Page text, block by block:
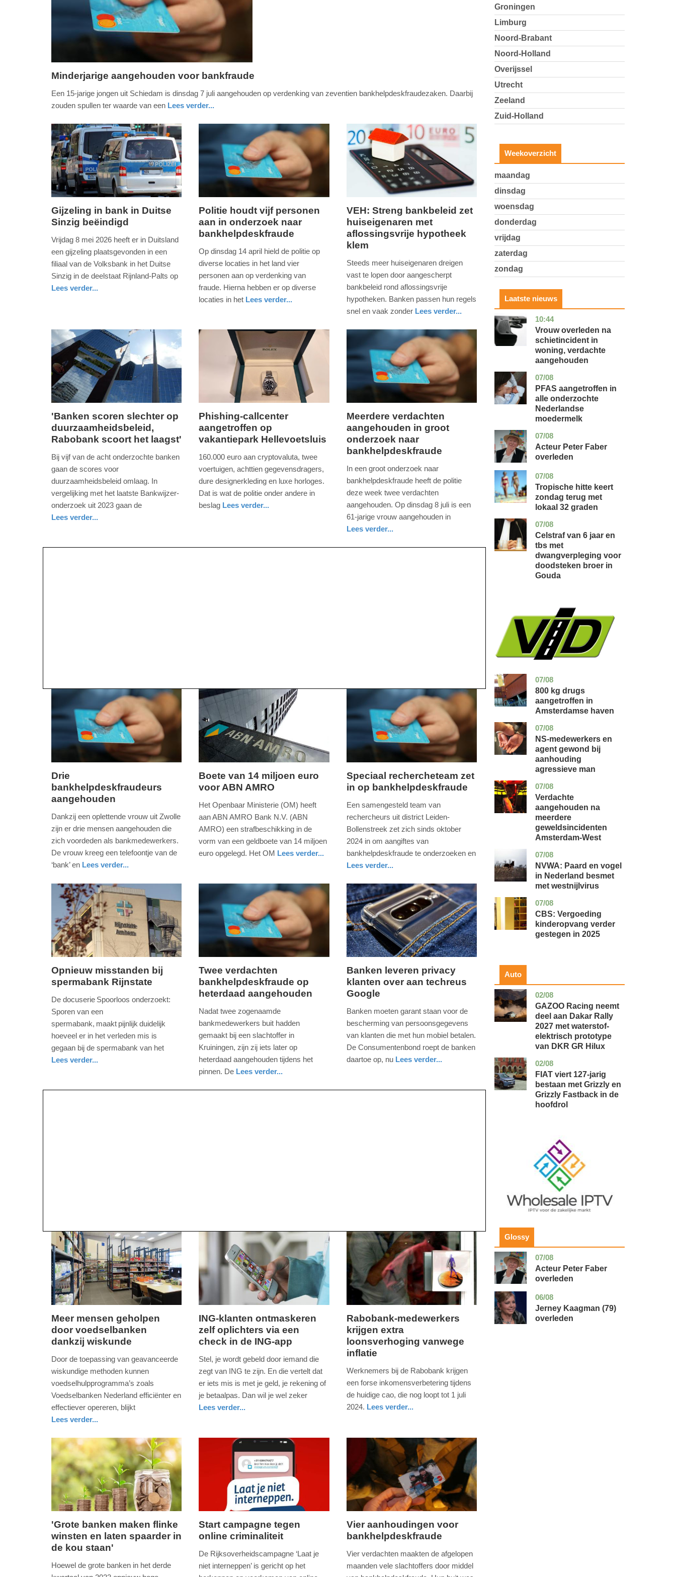
2026
-
12:12
Update:
10-
07-
2026
12:14
Minderjarige aangehouden voor bankfraude
Een 15-jarige jongen uit Schiedam is dinsdag 7 juli aangehouden op verdenking van zeventien bankhelpdeskfraudezaken. Daarbij
zouden spullen ter waarde van een Lees verder...
holland
vrijdag,
mei
2026
14:24
05-
2026
11:09
Gijzeling in bank in Duitse
Sinzig beëindigd
Vrijdag 8 mei 2026 heeft er in Duitsland
een gijzeling plaatsgevonden in een
filiaal van de Volksbank in het Duitse
Sinzig in de deelstaat Rijnland-Palts op
Lees verder...
vrijdag,
17.
2026
10:53
04-
Politie houdt vijf personen
aan in onderzoek naar
bankhelpdeskfraude
Op dinsdag 14 april hield de politie op
diverse locaties in het land vier
personen aan op verdenking van
fraude. Hierna hebben er op diverse
locaties in het Lees verder...
dinsdag,
31.
maart
2026
10:42
Update:
03-
10:44
VEH: Streng bankbeleid zet
huiseigenaren met
aflossingsvrije hypotheek
klem
Steeds meer huiseigenaren dreigen
vast te lopen door aangescherpt
bankbeleid rond aflossingsvrije
hypotheken. Banken passen hun regels
snel en vaak zonder Lees verder...
holland
donderdag,
5.
2026
-
2026
'Banken scoren slechter op
duurzaamheidsbeleid,
Rabobank scoort het laagst'
Bij vijf van de acht onderzochte banken
gaan de scores voor
duurzaamheidsbeleid omlaag. In
vergelijking met het laatste Bankwijzer-
onderzoek uit 2023 gaan de
Lees verder...
vrijdag,
11.
Update:
2025
Phishing-callcenter
aangetroffen op
vakantiepark Hellevoetsluis
160.000 euro aan cryptovaluta, twee
voertuigen, achttien gegevensdragers,
dure designerkleding en luxe horloges.
Dat is wat de politie onder andere in
beslag Lees verder...
donderdag,
10.
juli
2025
-
14:31
Update:
10-
2025
Meerdere verdachten
aangehouden in groot
onderzoek naar
bankhelpdeskfraude
In een groot onderzoek naar
bankhelpdeskfraude heeft de politie
deze week twee verdachten
aangehouden. Op dinsdag 8 juli is een
61-jarige vrouw aangehouden in
Lees verder...
donderdag,
26.
26-
06-
2025
13:38
Drie
bankhelpdeskfraudeurs
aangehouden
Dankzij een oplettende vrouw uit Zwolle
zijn er drie mensen aangehouden die
zich voordeden als bankmedewerkers.
De vrouw kreeg een telefoontje van de
‘bank’ en Lees verder...
woensdag,
28-
2025
Boete van 14 miljoen euro
voor ABN AMRO
Het Openbaar Ministerie (OM) heeft
aan ABN AMRO Bank N.V. (ABN
AMRO) een strafbeschikking in de
vorm van een geldboete van 14 miljoen
euro opgelegd. Het OM Lees verder...
woensdag,
23-
04-
2025
09:32
Speciaal rechercheteam zet
in op bankhelpdeskfraude
Een samengesteld team van
rechercheurs uit district Leiden-
Bollenstreek zet zich sinds oktober
2024 in om aangiftes van
bankhelpdeskfraude te onderzoeken en
Lees verder...
holland
maandag,
2024
04-
Opnieuw misstanden bij
spermabank Rijnstate
De docuserie Spoorloos onderzoekt:
Sporen van een
spermabank, maakt pijnlijk duidelijk
hoeveel er in het verleden mis is
gegaan bij de spermabank van het
Lees verder...
donderdag,
3.
17:53
09-
04-
Twee verdachten
bankhelpdeskfraude op
heterdaad aangehouden
Nadat twee zogenaamde
bankmedewerkers buit hadden
gemaakt bij een slachtoffer in
Kruiningen, zijn zij iets later op
heterdaad aangehouden tijdens het
pinnen. De Lees verder...
donderdag,
26.
04-
Banken leveren privacy
klanten over aan techreus
Google
Banken moeten garant staan voor de
bescherming van persoonsgegevens
van klanten die met hun mobiel betalen.
De Consumentenbond roept de banken
daartoe op, nu Lees verder...
donderdag,
29.
04-
2025
09:10
Meer mensen geholpen
door voedselbanken
dankzij wiskunde
Door de toepassing van geavanceerde
wiskundige methoden kunnen
voedselhulpprogramma’s zoals
Voedselbanken Nederland efficiënter en
effectiever opereren, blijkt
Lees verder...
brabant
dinsdag,
9.
04-
ING-klanten ontmaskeren
zelf oplichters via een
check in de ING-app
Stel, je wordt gebeld door iemand die
zegt van ING te zijn. En die vertelt dat
er iets mis is met je geld, je rekening of
je betaalpas. Dan wil je wel zeker
Lees verder...
vrijdag,
1.
december
2023
10:45
04-
09:10
Rabobank-medewerkers
krijgen extra
loonsverhoging vanwege
inflatie
Werknemers bij de Rabobank krijgen
een forse inkomensverbetering tijdens
de huidige cao, die nog loopt tot 1 juli
2024. Lees verder...
woensdag,
8.
'Grote banken maken flinke
winsten en laten spaarder in
de kou staan'
Hoewel de grote banken in het derde
dinsdag,
oktober
Start campagne tegen
online criminaliteit
De Rijksoverheidscampagne ‘Laat je
niet interneppen’ is gericht op het
donderdag,
Vier aanhoudingen voor
bankhelpdeskfraude
Vier verdachten maakten de afgelopen
maanden vele slachtoffers door middel
Groningen
Limburg
Noord-Brabant
Noord-Holland
Overijssel
Utrecht
Zeeland
Zuid-Holland
Weekoverzicht
maandag
dinsdag
woensdag
donderdag
vrijdag
zaterdag
zondag
Laatste nieuws
10:44
zuid-
holland
nieuws
Vrouw overleden na
schietincident in
woning, verdachte
aangehouden
07/08
utrecht
gezondheid
PFAS aangetroffen in
alle onderzochte
Nederlandse
moedermelk
07/08
noord-
holland
glossy
Acteur Peter Faber
overleden
07/08
utrecht
nieuws
Tropische hitte keert
zondag terug met
lokaal 32 graden
07/08
zuid-
holland
nieuws
Celstraf van 6 jaar en
tbs met
dwangverpleging voor
doodsteken broer in
Gouda
07/08
noord-
holland
nieuws
800 kg drugs
aangetroffen in
Amsterdamse haven
07/08
flevoland
nieuws
NS-medewerkers en
agent gewond bij
aanhouding
agressieve man
07/08
noord-
holland
nieuws
Verdachte
aangehouden na
meerdere
geweldsincidenten
Amsterdam-West
07/08
utrecht
nieuws
NVWA: Paard en vogel
in Nederland besmet
met westnijlvirus
07/08
zuid-
holland
economie
CBS: Vergoeding
kinderopvang verder
gestegen in 2025
Auto
02/08
auto
GAZOO Racing neemt
deel aan Dakar Rally
2027 met waterstof-
elektrisch prototype
van DKR GR Hilux
02/08
auto
FIAT viert 127-jarig
bestaan met Grizzly en
Grizzly Fastback in de
hoofdrol
Glossy
07/08
noord-
holland
glossy
Acteur Peter Faber
overleden
06/08
noord-
holland
glossy
Jerney Kaagman (79)
overleden